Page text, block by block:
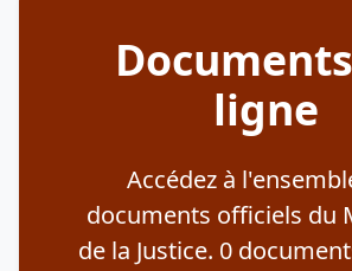
ligne
Accédez à
documents officiels du
de la Justice. 0